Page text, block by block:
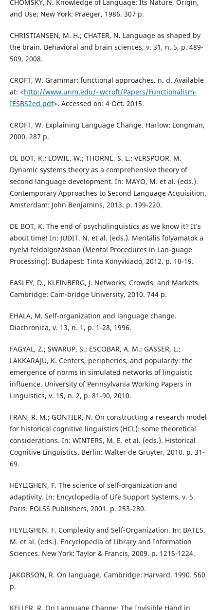
CHOMSKY, N. Knowledge of Language: Its Nature, Origin,
and Use. New York: Praeger, 1986. 307 p.
CHRISTIANSEN, M. H.; CHATER, N. Language as shaped by
the brain. Behavioral and brain sciences, v. 31, n. 5, p. 489-
509, 2008.
CROFT, W. Grammar: functional approaches. n. d. Available
at: <http://www.unm.edu/~wcroft/Papers/Functionalism-
IESBS2ed.pdf>. Accessed on: 4 Oct. 2015.
CROFT, W. Explaining Language Change. Harlow: Longman,
2000. 287 p.
DE BOT, K.; LOWIE, W.; THORNE, S. L.; VERSPOOR, M.
Dynamic systems theory as a comprehensive theory of
second language development. In: MAYO, M. et al. (eds.).
Contemporary Approaches to Second Language Acquisition.
Amsterdam: John Benjamins, 2013. p. 199-220.
DE BOT, K. The end of psycholinguistics as we know it? It’s
about time! In: JUDIT, N. et al. (eds.). Mentális folyamatok a
nyelvi feldolgozásban (Mental Procedures in Lan-guage
Processing). Budapest: Tinta Könyvkiadó, 2012. p. 10-19.
EASLEY, D., KLEINBERG, J. Networks, Crowds, and Markets.
Cambridge: Cam-bridge University, 2010. 744 p.
EHALA, M. Self-organization and language change.
Diachronica, v. 13, n. 1, p. 1-28, 1996.
FAGYAL, Z.; SWARUP, S.; ESCOBAR, A. M.; GASSER, L.;
LAKKARAJU, K. Centers, peripheries, and popularity: the
emergence of norms in simulated networks of linguistic
influence. University of Pennsylvania Working Papers in
Linguistics, v. 15, n. 2, p. 81-90, 2010.
FRAN, R. M.; GONTIER, N. On constructing a research model
for historical cognitive linguistics (HCL): some theoretical
considerations. In: WINTERS, M. E. et al. (eds.). Historical
Cognitive Linguistics. Berlin: Walter de Gruyter, 2010. p. 31-
69.
HEYLIGHEN, F. The science of self-organization and
adaptivity. In: Encyclopedia of Life Support Systems. v. 5.
Paris: EOLSS Publishers, 2001. p. 253-280.
HEYLIGHEN, F. Complexity and Self-Organization. In: BATES,
M. et al. (eds.). Encyclopedia of Library and Information
Sciences. New York: Taylor & Francis, 2009. p. 1215-1224.
JAKOBSON, R. On language. Cambridge: Harvard, 1990. 560
p.
KELLER, R. On Language Change: The Invisible Hand in